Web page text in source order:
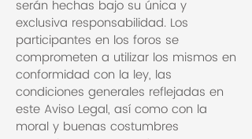
serán hechas bajo su única y
exclusiva responsabilidad. Los
participantes en los foros se
comprometen a utilizar los mismos en
conformidad con la ley, las
condiciones generales reflejadas en
este Aviso Legal, así como con la
moral y buenas costumbres